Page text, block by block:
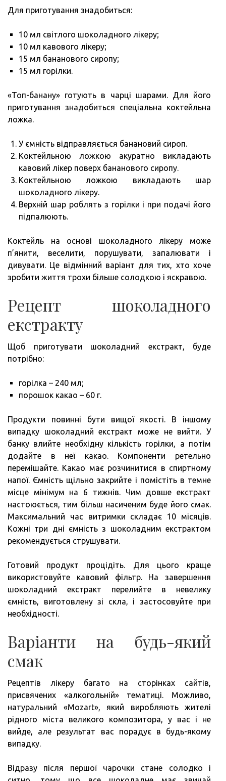
Для приготування знадобиться:
10 мл світлого шоколадного лікеру;
10 мл кавового лікеру;
15 мл бананового сиропу;
15 мл горілки.
«Топ-банану» готують в чарці шарами. Для його
приготування знадобиться спеціальна коктейльна
ложка.
У ємність відправляється банановий сироп.
Коктейльною ложкою акуратно викладають
кавовий лікер поверх бананового сиропу.
Коктейльною ложкою викладають шар
шоколадного лікеру.
Верхній шар роблять з горілки і при подачі його
підпалюють.
Коктейль на основі шоколадного лікеру може
п’янити, веселити, порушувати, запалювати і
дивувати. Це відмінний варіант для тих, хто хоче
зробити життя трохи більше солодкою і яскравою.
Рецепт шоколадного
екстракту
Щоб приготувати шоколадний екстракт, буде
потрібно:
горілка – 240 мл;
порошок какао – 60 г.
Продукти повинні бути вищої якості. В іншому
випадку шоколадний екстракт може не вийти. У
банку влийте необхідну кількість горілки, а потім
додайте в неї какао. Компоненти ретельно
перемішайте. Какао має розчинитися в спиртному
напої. Ємність щільно закрийте і помістіть в темне
місце мінімум на 6 тижнів. Чим довше екстракт
настоюється, тим більш насиченим буде його смак.
Максимальний час витримки складає 10 місяців.
Кожні три дні ємність з шоколадним екстрактом
рекомендується струшувати.
Готовий продукт процідіть. Для цього краще
використовуйте кавовий фільтр. На завершення
шоколадний екстракт перелийте в невелику
ємність, виготовлену зі скла, і застосовуйте при
необхідності.
Варіанти на будь-який
смак
Рецептів лікеру багато на сторінках сайтів,
присвячених «алкогольній» тематиці. Можливо,
натуральний «Mozart», який виробляють жителі
рідного міста великого композитора, у вас і не
вийде, але результат вас порадує в будь-якому
випадку.
Відразу після першої чарочки стане солодко і